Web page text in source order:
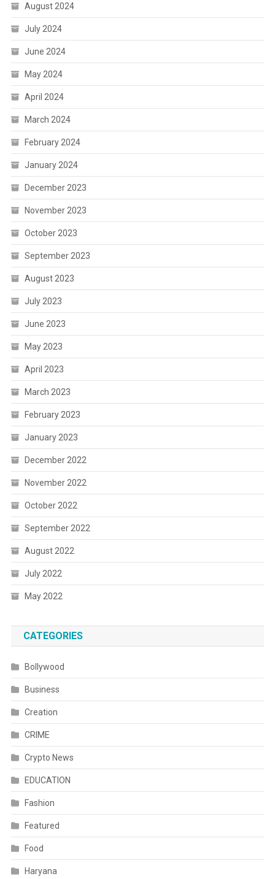
August 2024
July 2024
June 2024
May 2024
April 2024
March 2024
February 2024
January 2024
December 2023
November 2023
October 2023
September 2023
August 2023
July 2023
June 2023
May 2023
April 2023
March 2023
February 2023
January 2023
December 2022
November 2022
October 2022
September 2022
August 2022
July 2022
May 2022
CATEGORIES
Bollywood
Business
Creation
CRIME
Crypto News
EDUCATION
Fashion
Featured
Food
Haryana